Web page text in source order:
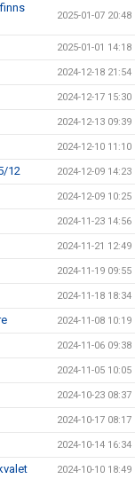
2025-01-07 20:48
2025-01-01 14:18
2024-12-18 21:54
2024-12-17 15:30
2024-12-13 09:39
2024-12-10 11:10
12 2024-12-09 14:23
2024-12-09 10:25
2024-11-23 14:56
2024-11-21 12:49
2024-11-19 09:55
2024-11-18 18:34
2024-11-08 10:19
2024-11-06 09:38
2024-11-05 10:05
2024-10-23 08:37
2024-10-17 08:17
2024-10-14 16:34
2024-10-10 18:49